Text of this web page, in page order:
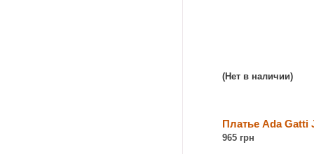
(Нет в наличии)
Платье Ada Gatti
965 грн